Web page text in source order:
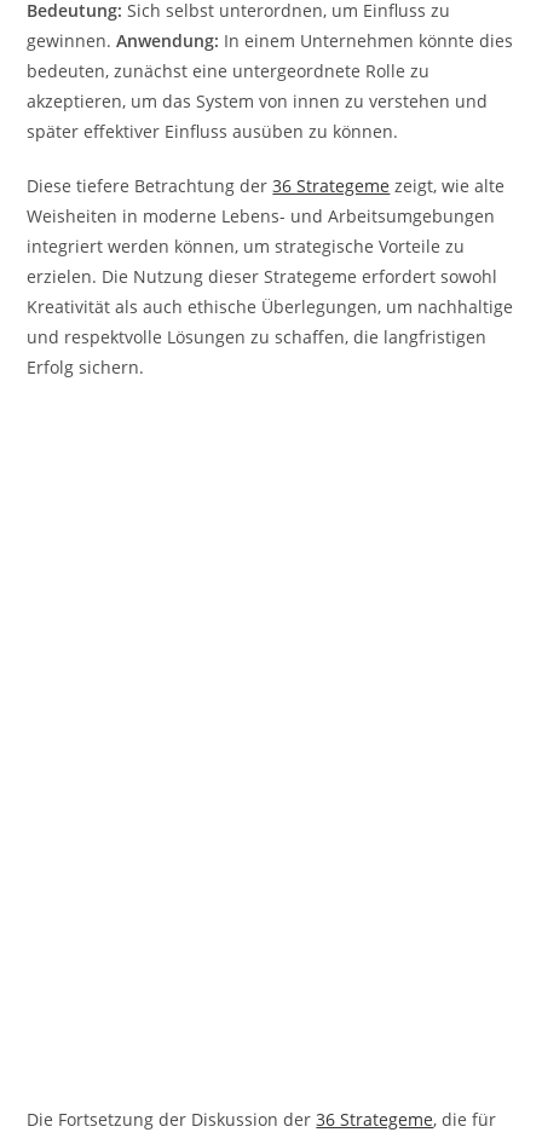
Bedeutung: Sich selbst unterordnen, um Einfluss zu
gewinnen.Anwendung: In einem Unternehmen könnte dies
bedeuten, zunächst eine untergeordnete Rolle zu
akzeptieren, um das System von innen zu verstehen und
später effektiver Einfluss ausüben zu können.
Diese tiefere Betrachtung der36 Strategeme zeigt, wie alte
Weisheiten in moderne Lebens- und Arbeitsumgebungen
integriert werden können, um strategische Vorteile zu
erzielen. Die Nutzung dieser Strategeme erfordert sowohl
Kreativität als auch ethische Überlegungen, um nachhaltige
und respektvolle Lösungen zu schaffen, die langfristigen
Erfolg sichern.
Die Fortsetzung der Diskussion der36 Strategeme, die für